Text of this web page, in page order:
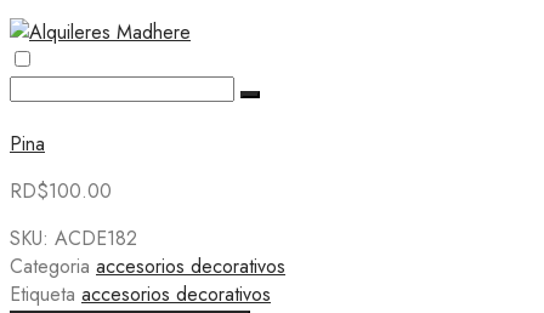
Pina
RD$100.00
SKU: ACDE182
Categoria accesorios decorativos
Etiqueta accesorios decorativos